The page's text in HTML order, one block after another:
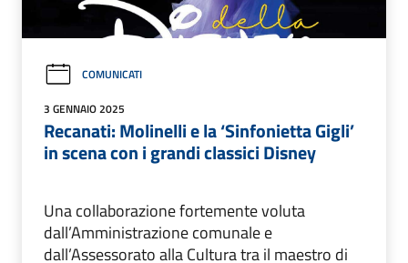
COMUNICATI
3 GENNAIO 2025
Recanati: Molinelli e la ‘Sinfonietta Gigli’
in scena con i grandi classici Disney
Una collaborazione fortemente voluta
dall’Amministrazione comunale e
dall’Assessorato alla Cultura tra il maestro di